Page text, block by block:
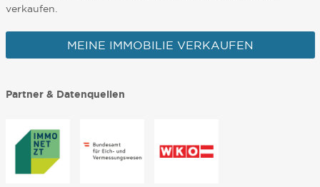
verkaufen.
MEINE IMMOBILIE VERKAUFEN
Partner & Datenquellen